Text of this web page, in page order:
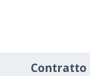
Contratto